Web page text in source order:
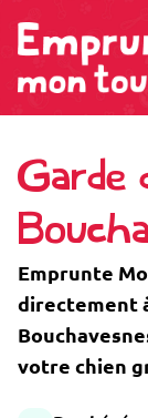
Garde
Emprunte
directement
votre chien